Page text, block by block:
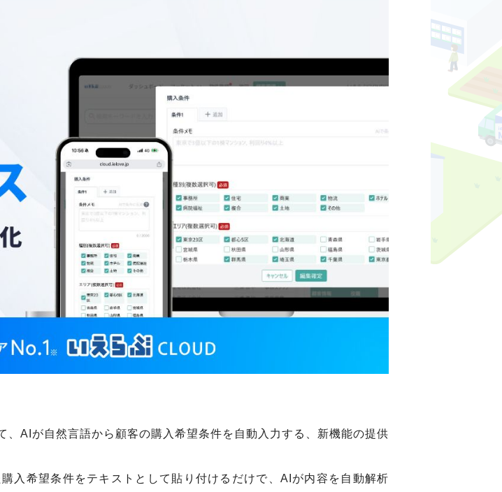
AIが自然言語から顧客の購入希望条件を自動入力する、新機能の提供
入希望条件をテキストとして貼り付けるだけで、AIが内容を自動解析